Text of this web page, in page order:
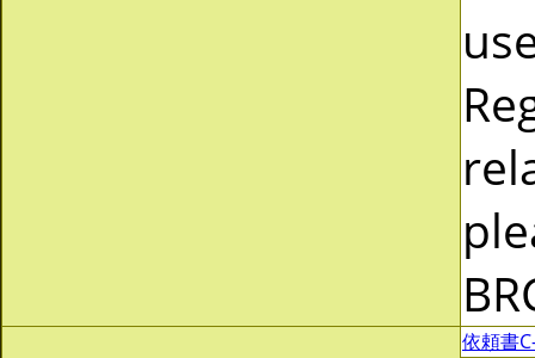
依頼書